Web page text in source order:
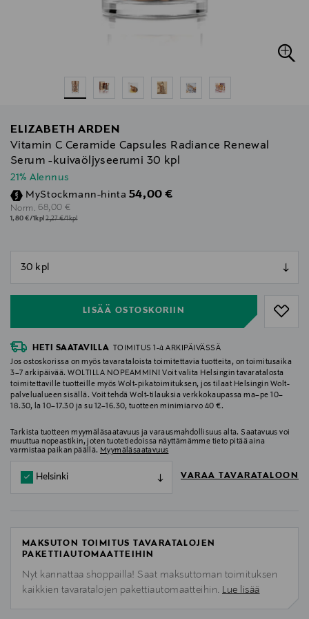
ELIZABETH ARDEN
Vitamin C Ceramide Capsules Radiance Renewal
Serum -kuivaöljyseerumi 30 kpl
21% Alennus
MyStockmann-hinta Discounted Price
54,00 €
Norm. Original Price
68,00 €
1,80 €/1kpl2,27 €/1kpl
LISÄÄ OSTOSKORIIN
null
null
HETI SAATAVILLA TOIMITUS 1-4 ARKIPÄIVÄSSÄ
Jos ostoskorissa on myös tavarataloista toimitettavia tuotteita, on toimitusaika
3–7 arkipäivää. WOLTILLA NOPEAMMIN! Voit valita Helsingin tavaratalosta
toimitettaville tuotteille myös Wolt-pikatoimituksen, jos tilaat Helsingin Wolt-
palvelualueen sisällä. Voit tehdä Wolt-tilauksia verkkokaupassa ma–pe 10–
18.30, la 10–17.30 ja su 12–16.30, tuotteen minimiarvo 40 €.
Tarkista tuotteen myymäläsaatavuus ja varausmahdollisuus alta. Saatavuus voi
muuttua nopeastikin, joten tuotetiedoissa näyttämämme tieto pitää aina
varmistaa paikan päällä. Myymäläsaatavuus
Helsinki VARAA TAVARATALOON
MAKSUTON TOIMITUS TAVARATALOJEN
PAKETTIAUTOMAATTEIHIN
Nyt kannattaa shoppailla! Saat maksuttoman toimituksen
kaikkien tavaratalojen pakettiautomaatteihin. Lue lisää